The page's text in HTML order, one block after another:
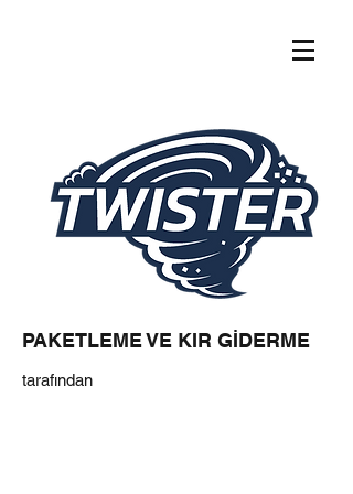
PAKETLEME VE KIR GİDERME
tarafından